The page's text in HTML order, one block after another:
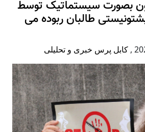
بصورت سیستماتیک توسط
طالبان ربوده می
, کابل پرس خبری و تحلیلی